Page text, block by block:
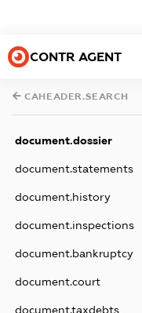
CONTR AGENT
CAHEADER.SEARCH
document.dossier
document.statements
document.history
document.inspections
document.bankruptcy
document.court
document.taxdebts